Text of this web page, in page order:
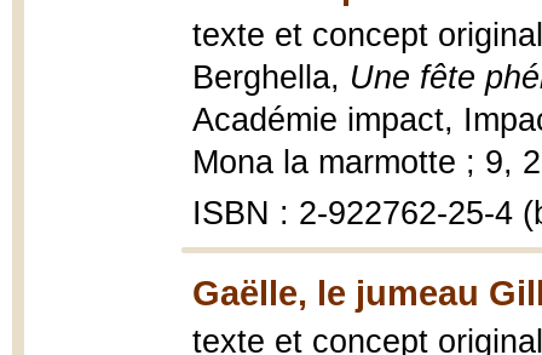
texte et concept
Berghella, Une fête
Académie impact,
Mona la marmotte ; 9,
ISBN : 2-922762-25-4
Gaëlle, le jumeau
texte et concept